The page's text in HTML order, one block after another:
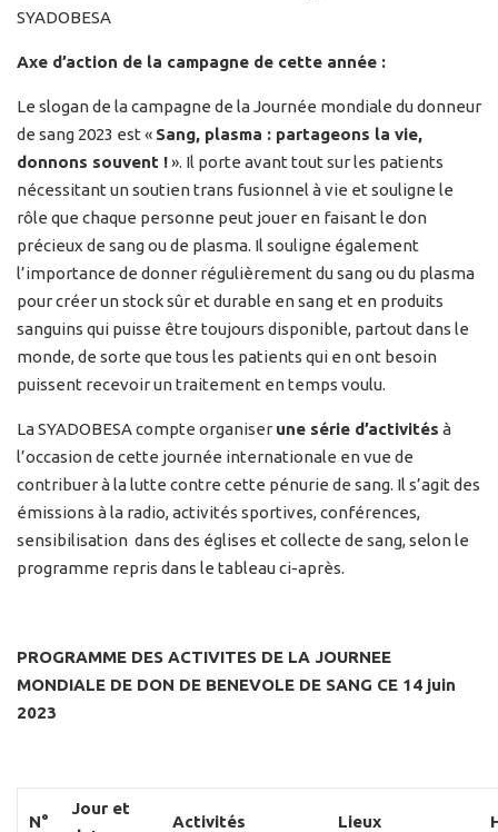
SYADOBESA
Axe d’action de la campagne de cette année :
Le slogan de la campagne de la Journée mondiale du donneur
de sang 2023 est « Sang, plasma : partageons la vie,
donnons souvent !». Il porte avant tout sur les patients
nécessitant un soutien trans fusionnel à vie et souligne le
rôle que chaque personne peut jouer en faisant le don
précieux de sang ou de plasma. Il souligne également
l’importance de donner régulièrement du sang ou du plasma
pour créer un stock sûr et durable en sang et en produits
sanguins qui puisse être toujours disponible, partout dans le
monde, de sorte que tous les patients qui en ont besoin
puissent recevoir un traitement en temps voulu.
La SYADOBESA compte organiser une série d’activités à
l’occasion de cette journée internationale en vue de
contribuer à la lutte contre cette pénurie de sang. Il s’agit des
émissions à la radio, activités sportives, conférences,
sensibilisation dans des églises et collecte de sang, selon le
programme repris dans le tableau ci-après.
PROGRAMME DES ACTIVITES DE LA JOURNEE
MONDIALE DE DON DE BENEVOLE DE SANG CE 14 juin
2023
N°
Jour et
Activités Lieux